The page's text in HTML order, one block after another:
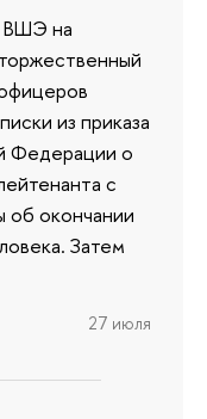
ВШЭ на
из приказа
Федерации о
с
об окончании
Затем
27 июля